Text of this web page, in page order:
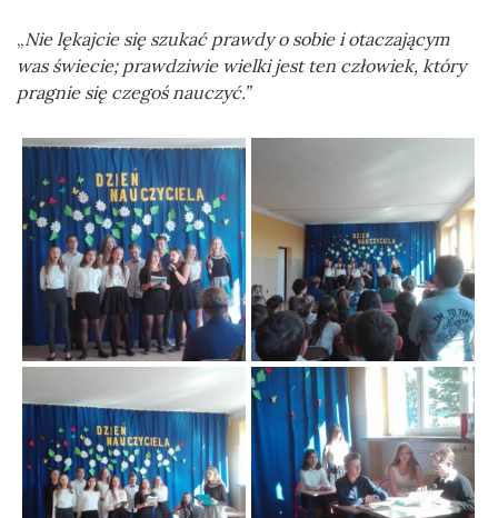
„Nie lękajcie się szukać prawdy o sobie i otaczającym
was świecie; prawdziwie wielki jest ten człowiek, który
pragnie się czegoś nauczyć.”